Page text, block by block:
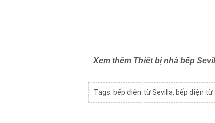
Xem thêm Thiết bị nhà bếp
Tags: bếp điện từ Sevilla, bếp điện từ